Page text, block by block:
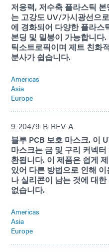
저응력, 저수축 플라스틱 본
는 고강도 UV/가시광선으
에 경화되어 다양한 플라스
본딩 및 밀봉이 가능합니다
틱소트로픽이며 제트 친화
분사가 쉽습니다.
Americas
Asia
Europe
9-20479-B-REV-A
블루 PCB 보호 마스크. 이
마스크는 금 및 구리 커넥터
환됩니다. 이 제품은 쉽게
있어 다른 방법으로 인해 이
나 실리콘이 남는 것에 대한
없습니다.
Americas
Asia
Europe